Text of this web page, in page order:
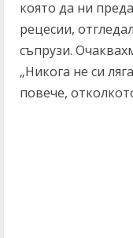
която да ни
рецесии,
съпрузи.
„Никога не си
повече,